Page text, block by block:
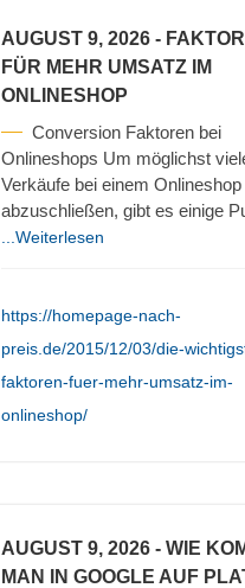
AUGUST 9, 2026 -
FÜR MEHR UMSATZ IM
ONLINESHOP
Conversion Faktoren bei
Onlineshops Um möglichst
Verkäufe bei einem Onlineshop
abzuschließen, gibt es einige
...Weiterlesen
https://homepage-nach-
preis.de/2015/12/03/die-
faktoren-fuer-mehr-umsatz-im-
onlineshop/
AUGUST 9, 2026 - WIE
MAN IN GOOGLE AUF